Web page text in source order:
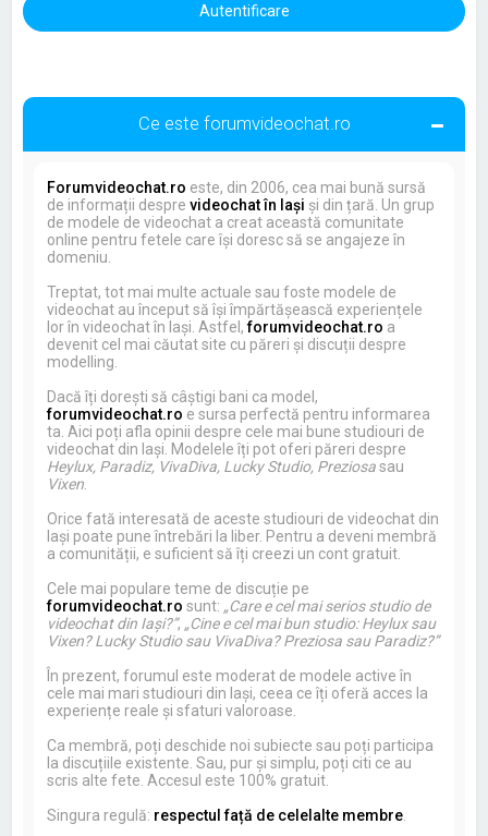
Ce este forumvideochat.ro
Forumvideochat.ro este, din 2006, cea mai bună sursă
de informații desprevideochat în Iași și din țară. Un grup
de modele de videochat a creat această comunitate
online pentru fetele care își doresc să se angajeze în
domeniu.
Treptat, tot mai multe actuale sau foste modele de
videochat au început să își împărtășească experiențele
lor în videochat în Iași. Astfel,forumvideochat.ro a
devenit cel mai căutat site cu păreri și discuții despre
modelling.
Dacă îți dorești să câștigi bani ca model,
forumvideochat.ro e sursa perfectă pentru informarea
ta. Aici poți afla opinii despre cele mai bune studiouri de
videochat din Iași. Modelele îți pot oferi păreri despre
Heylux, Paradiz, VivaDiva, Lucky Studio, Preziosasau
Vixen
Orice fată interesată de aceste studiouri de videochat din
Iași poate pune întrebări la liber. Pentru a deveni membră
a comunității, e suficient să îți creezi un cont gratuit.
Cele mai populare teme de discuție pe
forumvideochat.ro sunt: „Care e cel mai serios studio de
videochat din Iași?”, „Cine e cel mai bun studio: Heylux sau
Vixen? Lucky Studio sau VivaDiva? Preziosa sau Paradiz?”
În prezent, forumul este moderat de modele active în
cele mai mari studiouri din Iași, ceea ce îți oferă acces la
experiențe reale și sfaturi valoroase.
Ca membră, poți deschide noi subiecte sau poți participa
la discuțiile existente. Sau, pur și simplu, poți citi ce au
scris alte fete. Accesul este 100% gratuit.
Singura regulă: respectul față de celelalte membre